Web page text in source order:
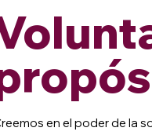
en el poder de la